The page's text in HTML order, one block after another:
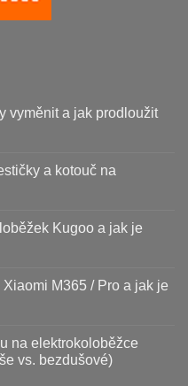
vyměnit a jak prodloužit
a kotouč na
Kugoo a jak je
M365 / Pro a jak je
na elektrokoloběžce
vs. bezdušové)